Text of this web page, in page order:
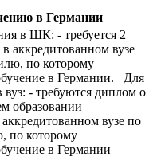
в Германии
в ШК: - требуется 2
аккредитованном вузе
по которому
в Германии. Для
вуз: - требуются диплом о
образовании
вузе по
по которому
в Германии